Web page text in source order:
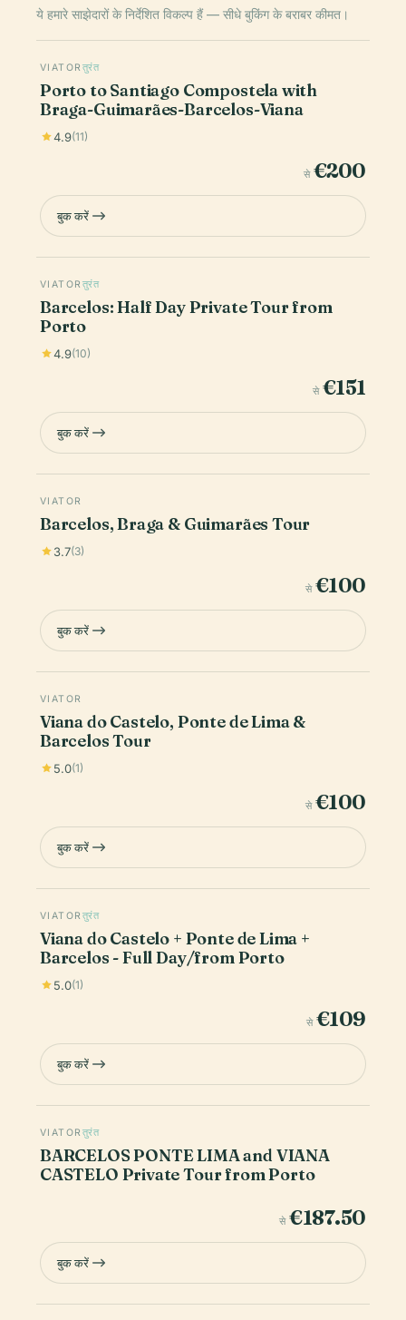
ये हमारे साझेदारों के निर्देशित विकल्प हैं — सीधे बुकिंग के बराबर कीमत।
VIATOR तुरंत
Porto to Santiago Compostela with
Braga-Guimarães-Barcelos-Viana
4.9(11)
से €200
बुक करें
VIATOR तुरंत
Barcelos: Half Day Private Tour from
Porto
4.9(10)
से €151
बुक करें
VIATOR
Barcelos, Braga & Guimarães Tour
3.7(3)
से €100
बुक करें
VIATOR
Viana do Castelo, Ponte de Lima &
Barcelos Tour
5.0(1)
से €100
बुक करें
VIATOR तुरंत
Viana do Castelo + Ponte de Lima +
Barcelos - Full Day/from Porto
5.0(1)
से €109
बुक करें
VIATOR तुरंत
BARCELOS PONTE LIMA and VIANA
CASTELO Private Tour from Porto
से €187.50
बुक करें